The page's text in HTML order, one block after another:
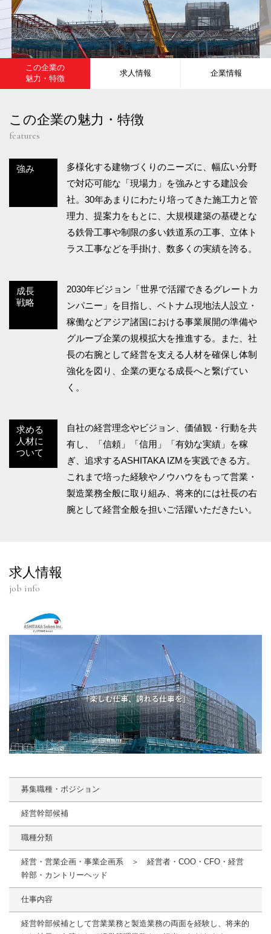
この企業の
魅力・特徴
求人情報 企業情報
この企業の魅力・特徴
features
強み
多様化する建物づくりのニーズに、幅広い分野
で対応可能な「現場力」を強みとする建設会
社。30年あまりにわたり培ってきた施工力と管
理力、提案力をもとに、大規模建築の基礎とな
る鉄骨工事や制限の多い鉄道系の工事、立体ト
ラス工事などを手掛け、数多くの実績を誇る。
成長
戦略
2030年ビジョン「世界で活躍できるグレートカ
ンパニー」を目指し、ベトナム現地法人設立・
稼働などアジア諸国における事業展開の準備や
グループ企業の規模拡大を推進する。また、社
長の右腕として経営を支える人材を確保し体制
強化を図り、企業の更なる成長へと繋げてい
く。
求める
人材に
ついて
自社の経営理念やビジョン、価値観・行動を共
有し、「信頼」「信用」「有効な実績」を稼
ぎ、追求するASHITAKA IZMを実践できる方。
これまで培った経験やノウハウをもって営業・
製造業務全般に取り組み、将来的には社長の右
腕として経営全般を担いご活躍いただきたい。
求人情報
job info
募集職種・ポジション
経営幹部候補
職種分類
経営・営業企画・事業企画系 ＞ 経営者・COO・CFO・経営
幹部・カントリーヘッド
仕事内容
経営幹部候補として営業業務と製造業務の両面を経験し、将来的